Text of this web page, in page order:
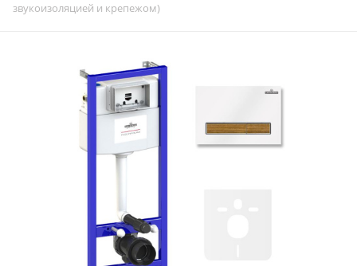
звукоизоляцией и крепежом)